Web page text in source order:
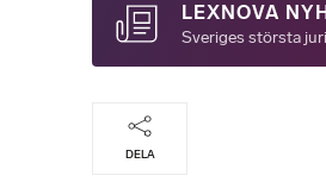
LEXNOVA
Sveriges största
DELA